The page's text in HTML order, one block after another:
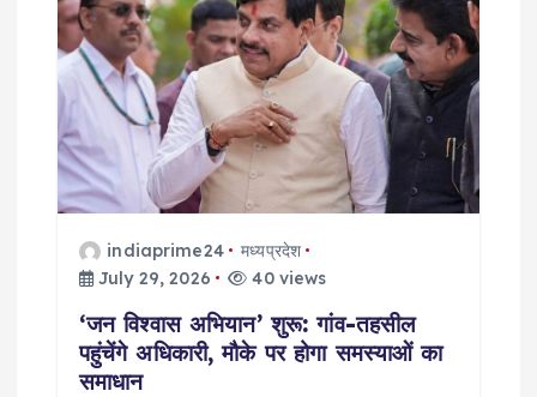
indiaprime24
मध्यप्रदेश
July 29, 2026
40 views
‘जन विश्वास अभियान’ शुरू: गांव-तहसील
पहुंचेंगे अधिकारी, मौके पर होगा समस्याओं का
समाधान